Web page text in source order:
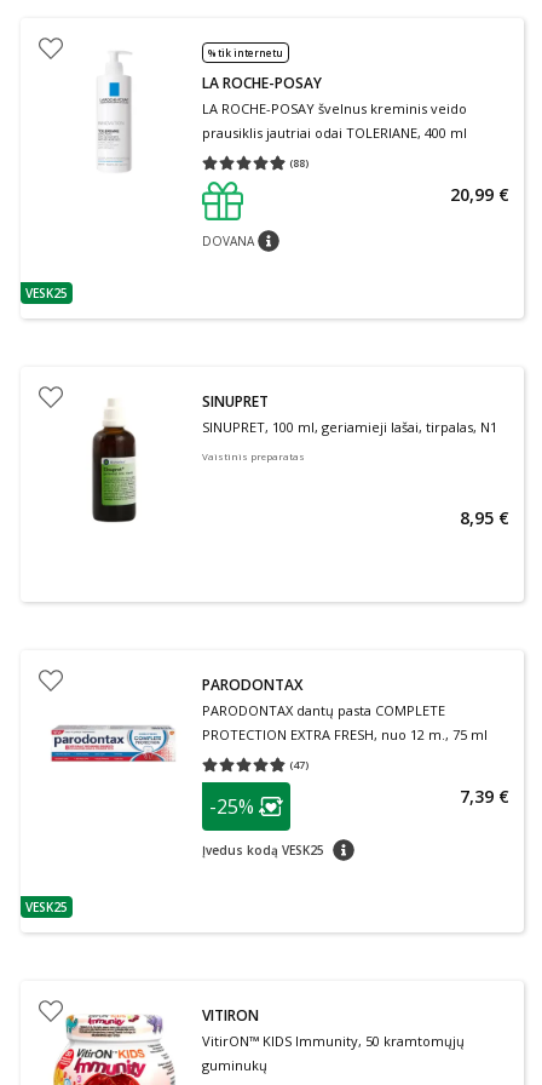
patarimas
VESK25
% tik internetu
LA ROCHE-POSAY
LA ROCHE-POSAY švelnus kreminis veido
prausiklis jautriai odai TOLERIANE, 400 ml
(88)
Vidutinis įvertinimas 4.91
DOVANApatarimas
20,99 €
SINUPRET
SINUPRET, 100 ml, geriamieji lašai, tirpalas, N1
Vaistinis preparatas
8,95 €
patarimas
VESK25
PARODONTAX
PARODONTAX dantų pasta COMPLETE
PROTECTION EXTRA FRESH, nuo 12 m., 75 ml
(47)
Vidutinis įvertinimas 4.79
patarimas
Lojalumo klubo narių nuolaida
-25%
Įvedus kodą VESK25 patarimas
7,39 €
VITIRON
VitirON™ KIDS Immunity, 50 kramtomųjų
guminukų